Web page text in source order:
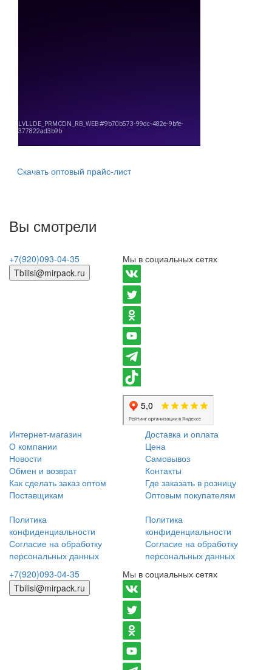
Скачать оптовый прайс-лист
Вы смотрели
+7(920)093-04-35
Tbilisi@mirpack.ru
Мы в социальных сетях
Интернет-магазин
О компании
Новости
Обмен и возврат
Как сделать заказ оптом
Поставщикам
Политика
конфиденциальности
Согласие на обработку
персональных данных
Доставка и оплата
Цена
Самовывоз
Контакты
Где заказать в розницу
Оптовым покупателям
Политика
конфиденциальности
Согласие на обработку
персональных данных
+7(920)093-04-35
Tbilisi@mirpack.ru
Мы в социальных сетях